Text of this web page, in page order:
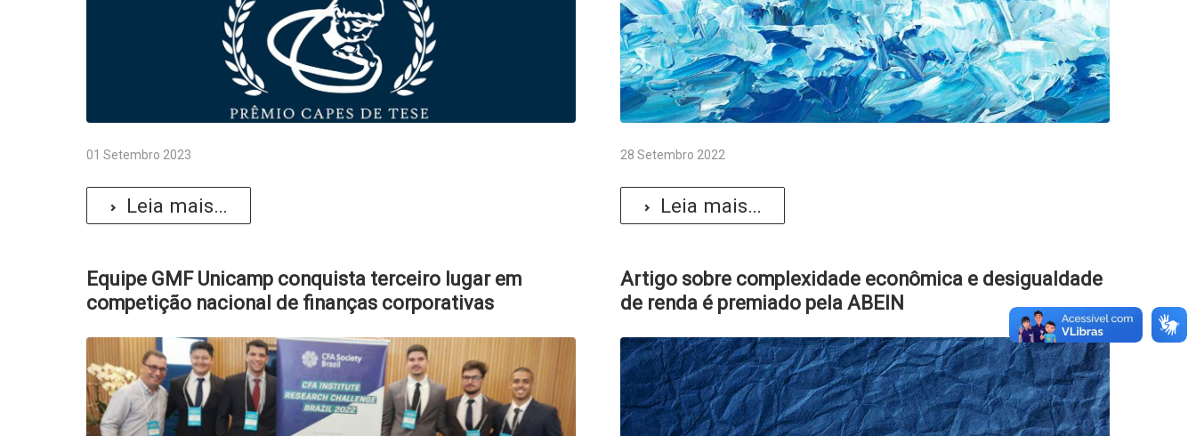
01 Setembro 2023
Leia mais...
28 Setembro 2022
Leia mais...
Equipe GMF Unicamp conquista terceiro lugar em
competição nacional de finanças corporativas
Artigo sobre complexidade econômica e desigualdade
de renda é premiado pela ABEIN